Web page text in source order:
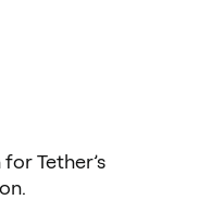
Tether’s